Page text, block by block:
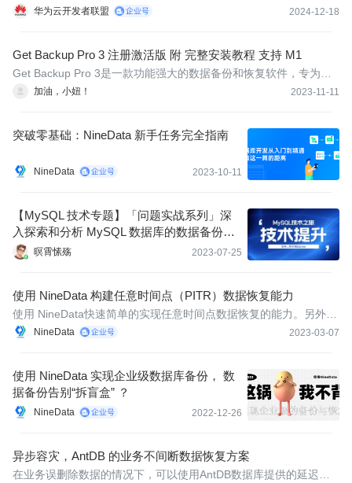
华为云开发者联盟 2024-12-18
复导致的停服时间。
Get Backup Pro 3 注册激活版 附 完整安装教程 支持 M1
加油，小妞！ 2023-11-11
Get Backup Pro 3是一款功能强大的数据备份和恢复软件，专为Ma
c用户设计。它可以帮助用户轻松地备份和保护其重要数据，同时提
突破零基础：NineData 新手任务完全指南
NineData 2023-10-11
【MySQL 技术专题】「问题实战系列」深
入探索和分析 MySQL 数据库的数据备份和
恢复实战开发指南（备份 + 恢复篇）
暝霄愫殇 2023-07-25
使用 NineData 构建任意时间点（PITR）数据恢复能力
NineData 2023-03-07
使用 NineData快速简单的实现任意时间点数据恢复的能力。另外，
NineData 推出的备份数据查询（全量、按时间点）和 数据变更轨
使用 NineData 实现企业级数据库备份， 数
据备份告别“拆盲盒” ？
NineData 2022-12-26
异步容灾，AntDB 的业务不间断数据恢复方案
在业务误删除数据的情况下，可以使用AntDB数据库提供的延迟复